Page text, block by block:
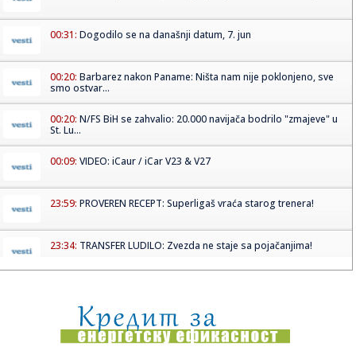
00:31: Dogodilo se na današnji datum, 7. jun
00:20: Barbarez nakon Paname: Ništa nam nije poklonjeno, sve
smo ostvar...
00:20: N/FS BiH se zahvalio: 20.000 navijača bodrilo "zmajeve" u
St. Lu...
00:09: VIDEO: iCaur / iCar V23 & V27
23:59: PROVEREN RECEPT: Superligaš vraća starog trenera!
23:34: TRANSFER LUDILO: Zvezda ne staje sa pojačanjima!
23:27:Zeljković nakon Paname: Fokus u potpunosti prebacujemo
na SP